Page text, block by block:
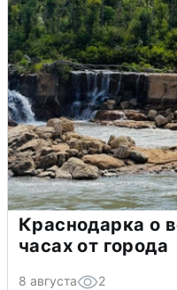
Краснодарка о
часах от города
8 августа 2